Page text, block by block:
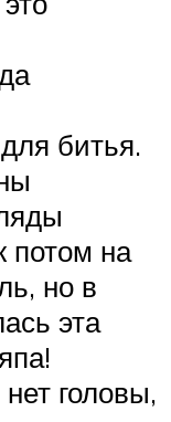
битья.
потом на
но в
эта
головы,